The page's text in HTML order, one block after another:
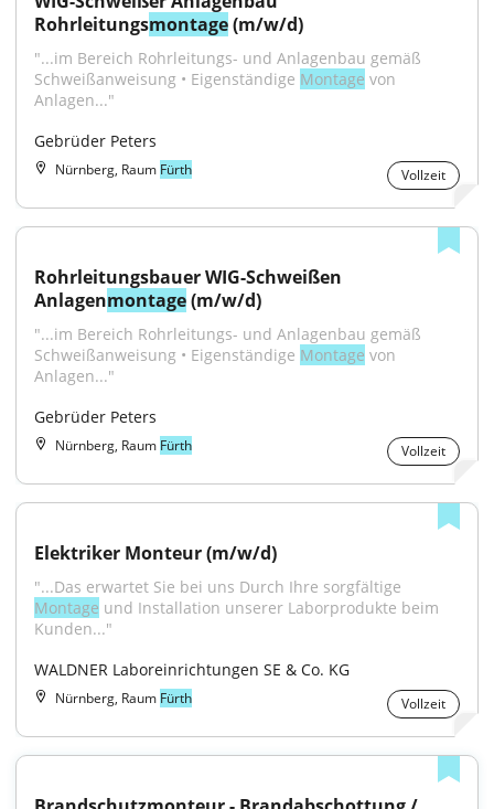
Rohrleitungsmontage (m/w/d)
"...im Bereich Rohrleitungs- und Anlagenbau gemäß
Schweißanweisung • Eigenständige Montage von
Anlagen..."
Gebrüder Peters
Nürnberg, Raum Fürth Vollzeit
Rohrleitungsbauer WIG-Schweißen
Anlagenmontage (m/w/d)
"...im Bereich Rohrleitungs- und Anlagenbau gemäß
Schweißanweisung • Eigenständige Montage von
Anlagen..."
Gebrüder Peters
Nürnberg, Raum Fürth Vollzeit
Elektriker Monteur (m/w/d)
Montage und Installation unserer Laborprodukte beim
Kunden..."
WALDNER Laboreinrichtungen SE & Co. KG
Nürnberg, Raum Fürth Vollzeit